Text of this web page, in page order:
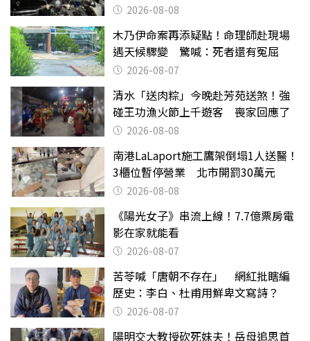
2026-08-08
木乃伊命案再添疑點！命理師赴現場
遇天候驟變 驚喊：死者還有冤屈
2026-08-07
清水「送肉粽」今晚赴芳苑送煞！強
碰王功漁火節上千遊客 喪家回應了
2026-08-08
南港LaLaport施工鷹架倒塌1人送醫！
3櫃位暫停營業 北市開罰30萬元
2026-08-08
《陽光女子》串流上線！7.7億票房電
影在家就能看
2026-08-07
苦苓喊「唐朝不存在」 網紅批瞎編
歷史：李白、杜甫用鮮卑文寫詩？
2026-08-07
陽明交大教授砍死妹夫！岳母追思首